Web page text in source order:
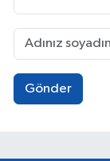
Gönder